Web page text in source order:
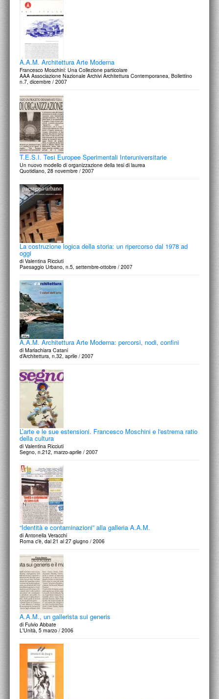
A.A.M. Architettura Arte Moderna
Francesco Moschini: Una Collezione particolare
AAA Associazione Nazionale Archivi Architettura Contemporanea, Bollettino
n.7, dicembre / 2007
T.E.S.I. Tesi Europee Sperimentali Interuniversitarie
Un nuovo modello di organizzazione della tesi di laurea
Quotidiano, 28 novembre / 2007
La costruzione logica della storia: un ripercorso dal 1978 ad
oggi
di Valentina Ricciuti
Paesaggio Urbano, n.5, settembre-ottobre / 2007
A.A.M. Architettura Arte Moderna: percorsi, nodi, confini
di Mariachiara Catani
d’Architettura, n.32, aprile / 2007
L’arte e le sue estensioni. Francesco Moschini e l'estrema ratio
della cultura
di Valentina Ricciuti
Segno, n.212, marzo-aprile / 2007
“Identità e contaminazioni” alla galleria A.A.M.
di Antonella Veracchi
Roma c'è, dal 21 al 27 giugno / 2006
A.A.M., un gallerista sui generis
di Fulvio Abbate
L'Unità, 5 marzo / 2006